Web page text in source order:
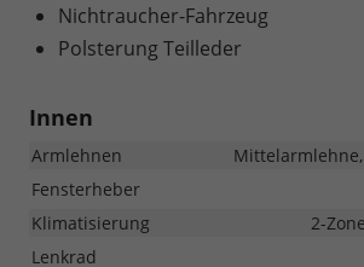
Nichtraucher-Fahrzeug
Polsterung Teilleder
Innen
Armlehnen
Fensterheber
Klimatisierung
2-
Lenkrad